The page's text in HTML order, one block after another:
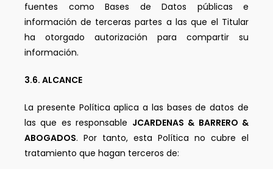
fuentes como Bases de Datos públicas e
información de terceras partes a las que el Titular
ha otorgado autorización para compartir su
información.
3.6. ALCANCE
La presente Política aplica a las bases de datos de
las que es responsable JCARDENAS & BARRERO &
ABOGADOS. Por tanto, esta Política no cubre el
tratamiento que hagan terceros de: